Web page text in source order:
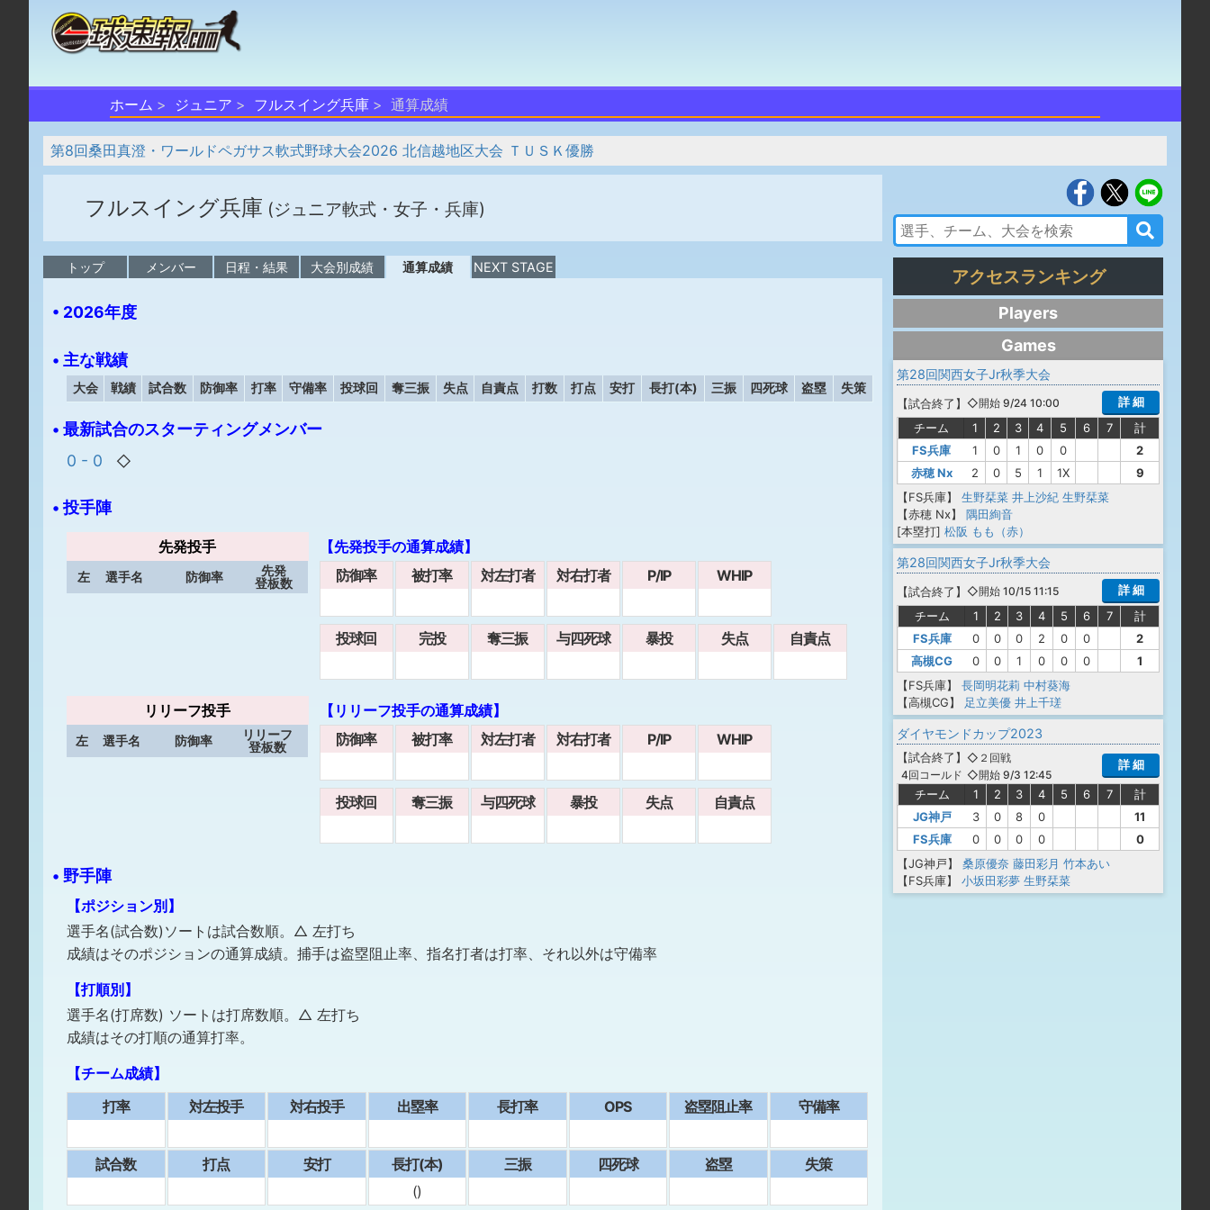
ホーム ジュニア フルスイング兵庫 通算成績
第8回桑田真澄・ワールドペガサス軟式野球大会2026 北信越地区大会 ＴＵＳＫ優勝
フルスイング兵庫 (ジュニア軟式・女子・兵庫)
トップ メンバー 日程・結果 大会別成績 通算成績 NEXT STAGE
• 2026年度
• 主な戦績
大会 戦績 試合数 防御率 打率 守備率 投球回 奪三振 失点 自責点 打数 打点 安打 長打(本) 三振 四死球 盗塁 失策
• 最新試合のスターティングメンバー
0 - 0
◇
• 投手陣
先発投手
左 選手名 防御率
先発
登板数
【先発投手の通算成績】
防御率
被打率 対左打者 対右打者 P/IP WHIP
投球回 完投 奪三振 与四死球 暴投 失点 自責点
リリーフ投手
左 選手名 防御率
リリーフ
登板数
【リリーフ投手の通算成績】
防御率
被打率 対左打者 対右打者 P/IP WHIP
投球回 奪三振 与四死球 暴投 失点 自責点
• 野手陣
【ポジション別】
選手名(試合数)ソートは試合数順。△ 左打ち
成績はそのポジションの通算成績。捕手は盗塁阻止率、指名打者は打率、それ以外は守備率
【打順別】
選手名(打席数) ソートは打席数順。△ 左打ち
成績はその打順の通算打率。
【チーム成績】
打率
対左投手 対右投手 出塁率 ⻑打率 OPS 盗塁阻止率 守備率
試合数 打点 安打
⻑打(本)
()
三振 四死球 盗塁 失策
アクセスランキング
Players
Games
第28回関西女子Jr秋季大会
【試合終了 】 ◇開始 9/24 10:00
詳 細
チーム
1 2 3 4 5 6 7
計
FS兵庫
1 0 1 0 0
2
赤穂 Nx
2 0 5 1 1X
9
【FS兵庫】
生野栞菜 井上沙紀 生野栞菜
【赤穂 Nx】
隅田絢音
[本塁打] 松阪 もも（赤）
第28回関西女子Jr秋季大会
【試合終了 】 ◇開始 10/15 11:15
詳 細
チーム
1 2 3 4 5 6 7
計
FS兵庫
0 0 0 2 0 0
2
高槻CG
0 0 1 0 0 0
1
【FS兵庫】
長岡明花莉 中村葵海
【高槻CG】
足立美優 井上千瑳
ダイヤモンドカップ2023
【試合終了 】
4回コールド
◇２回戦
◇開始 9/3 12:45
詳 細
チーム 1 2 3 4 5 6 7
計
JG神戸
3 0 8 0
11
FS兵庫
0 0 0 0
0
【JG神戸】
桑原優奈 藤田彩月 竹本あい
【FS兵庫】
小坂田彩夢 生野栞菜